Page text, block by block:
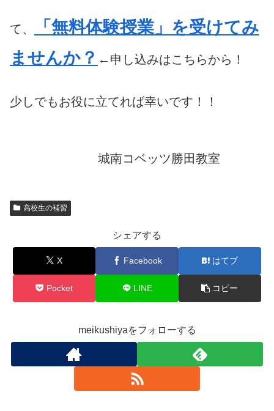
て、
「無料体験授業」を受けてみ
ませんか？ ←申し込みはこちらから！
少しでもお役に立てれば幸いです！！
城南コベッツ勝田教室
高校生の補習
シェアする
X Facebook はてブ
Pocket LINE コピー
meikushiyaをフォローする